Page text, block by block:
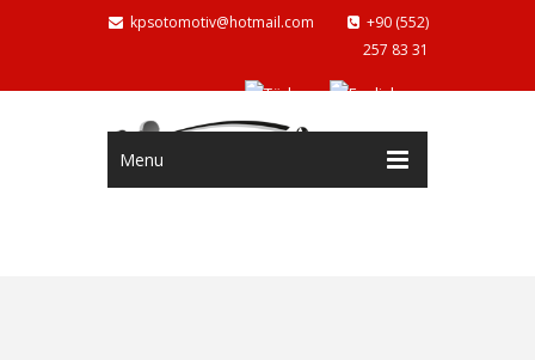
kpsotomotiv@hotmail.com
+90 (552)
257 83 31
Menu